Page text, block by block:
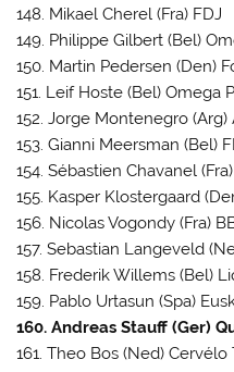
148. Mikael Cherel (Fra) FDJ
149. Philippe Gilbert (Bel)
150. Martin Pedersen (Den)
151. Leif Hoste (Bel) Omega
152. Jorge Montenegro
153. Gianni Meersman (Bel)
154. Sébastien Chavanel
155. Kasper Klostergaard
156. Nicolas Vogondy (Fra)
157. Sebastian Langeveld
158. Frederik Willems (Bel)
159. Pablo Urtasun (Spa)
160. Andreas Stauff (Ger)
161. Theo Bos (Ned) Cervélo